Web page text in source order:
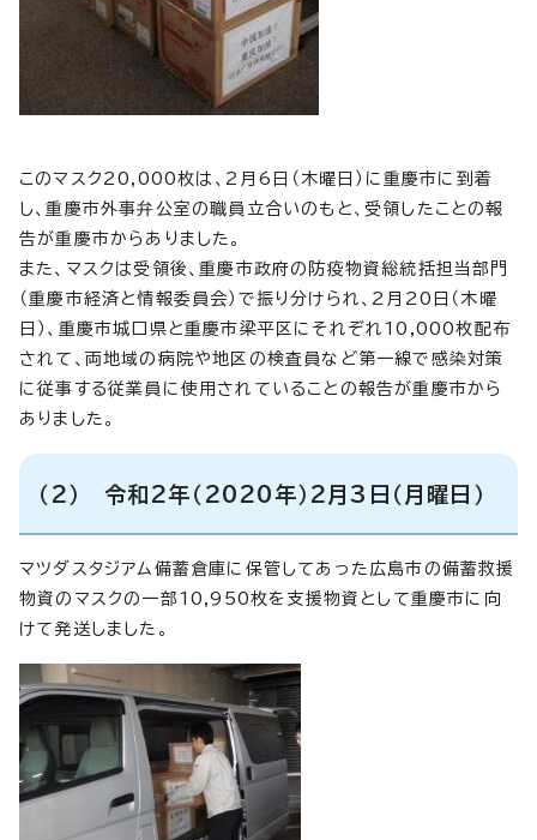
このマスク20,000枚は、2月6日（木曜日）に重慶市に到着
し、重慶市外事弁公室の職員立合いのもと、受領したことの報
告が重慶市からありました。
また、マスクは受領後、重慶市政府の防疫物資総統括担当部門
（重慶市経済と情報委員会）で振り分けられ、2月20日（木曜
日）、重慶市城口県と重慶市梁平区にそれぞれ10,000枚配布
されて、両地域の病院や地区の検査員など第一線で感染対策
に従事する従業員に使用されていることの報告が重慶市から
ありました。
（2） 令和2年（2020年）2月3日（月曜日）
マツダスタジアム備蓄倉庫に保管してあった広島市の備蓄救援
物資のマスクの一部10,950枚を支援物資として重慶市に向
けて発送しました。